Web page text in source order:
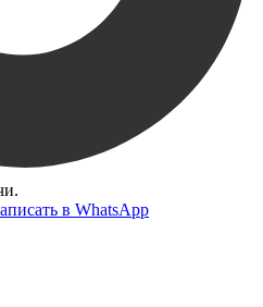
в WhatsApp